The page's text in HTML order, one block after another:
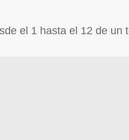
el 1 hasta el 12 de un